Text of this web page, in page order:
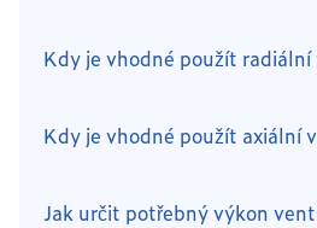
Kdy je vhodné použít
Kdy je vhodné použít axiální
Jak určit potřebný výkon